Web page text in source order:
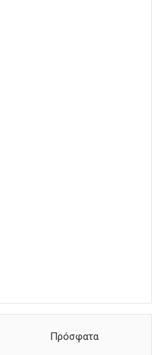
Πρόσφατα